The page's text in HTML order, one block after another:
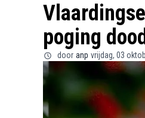
poging
door anp vrijdag, 03